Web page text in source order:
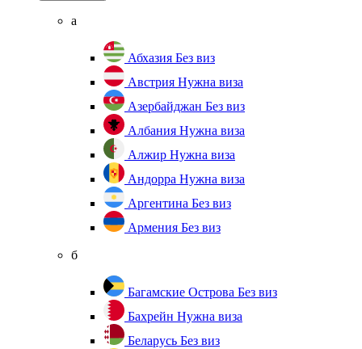
а
Абхазия Без виз
Австрия Нужна виза
Азербайджан Без виз
Албания Нужна виза
Алжир Нужна виза
Андорра Нужна виза
Аргентина Без виз
Армения Без виз
б
Багамские Острова Без виз
Бахрейн Нужна виза
Беларусь Без виз